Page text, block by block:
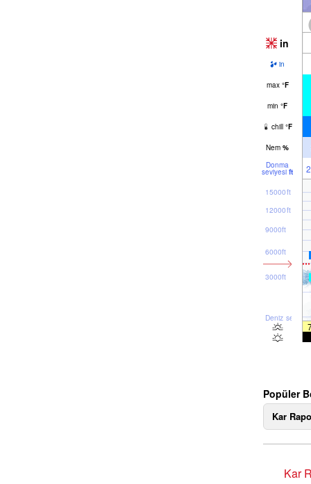
in
in
max °F
min °F
chill °F
Nem %
Donma
seviyesi ft
Deniz seviyesi
3000ft
6000ft
9000ft
12000ft
15000ft
Popüler
Kar
Kar